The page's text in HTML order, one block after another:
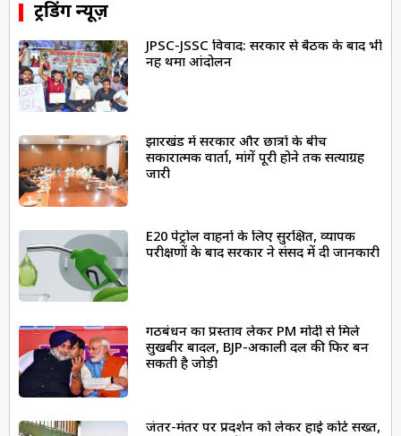
ट्रेंडिंग न्यूज़
JPSC-JSSC विवाद: सरकार से बैठक के बाद भी
नहीं थमा आंदोलन
झारखंड में सरकार और छात्रों के बीच
सकारात्मक वार्ता, मांगें पूरी होने तक सत्याग्रह
जारी
E20 पेट्रोल वाहनों के लिए सुरक्षित, व्यापक
परीक्षणों के बाद सरकार ने संसद में दी जानकारी
गठबंधन का प्रस्ताव लेकर PM मोदी से मिले
सुखबीर बादल, BJP-अकाली दल की फिर बन
सकती है जोड़ी
जंतर-मंतर पर प्रदर्शन को लेकर हाई कोर्ट सख्त,